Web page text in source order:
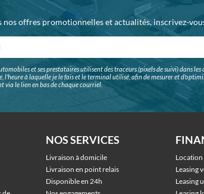
offres promotionnelles et actualités, inscrivez-
et ses prestataires utilisent des traceurs (pixels de suivi) dans les
l'heure à laquelle je le fais et le terminal utilisé, afin de mesurer et
via le lien en bas de chaque courriel.
NOS SERVICES
Livraison à domicile
Livraison en point relais
Disponible en 24h
Leasing
Leasing